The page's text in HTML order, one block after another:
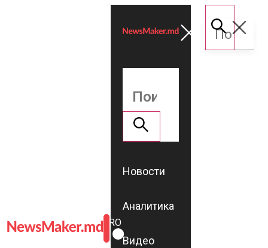
ROMÂNĂ
RU
Новости
Аналитика
Видео